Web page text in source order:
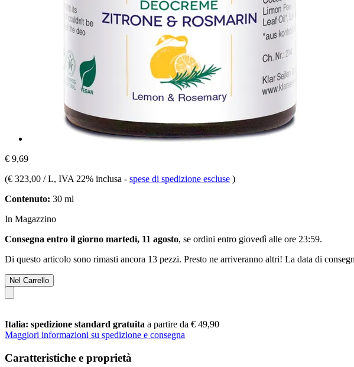
€ 9,69
(€ 323,00 / L, IVA 22% inclusa - spese di spedizione escluse )
Contenuto: 30 ml
In Magazzino
Consegna entro il giorno martedì, 11 agosto, se ordini entro giovedì alle ore 23:59.
Di questo articolo sono rimasti ancora 13 pezzi. Presto ne arriveranno altri! La data di
Nel Carrello
Italia: spedizione standard gratuita a partire da € 49,90
Maggiori informazioni su spedizione e consegna
Caratteristiche e proprietà